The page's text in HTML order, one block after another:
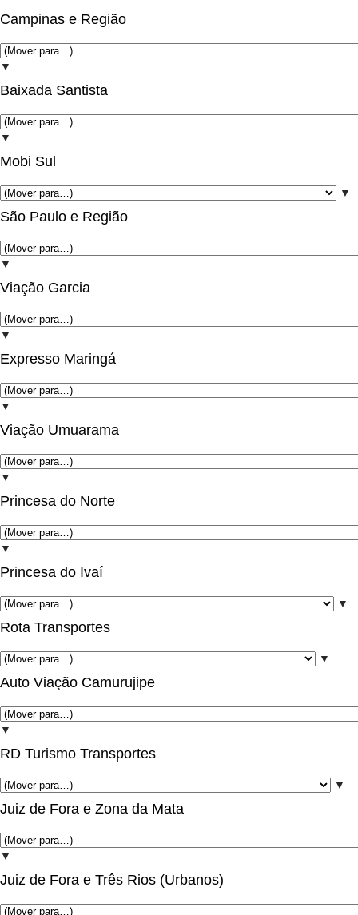
Campinas e Região
▼
Baixada Santista
▼
Mobi Sul
▼
São Paulo e Região
▼
Viação Garcia
▼
Expresso Maringá
▼
Viação Umuarama
▼
Princesa do Norte
▼
Princesa do Ivaí
▼
Rota Transportes
▼
Auto Viação Camurujipe
▼
RD Turismo Transportes
▼
Juiz de Fora e Zona da Mata
▼
Juiz de Fora e Três Rios (Urbanos)